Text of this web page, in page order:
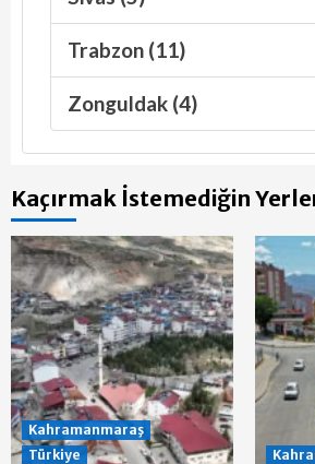
Trabzon (11)
Zonguldak (4)
Kaçırmak İstemediğin
Kahramanmaraş
Türkiye